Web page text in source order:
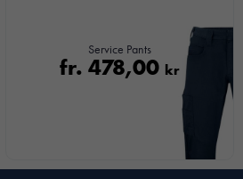
Service Pants
fr.478,00 kr